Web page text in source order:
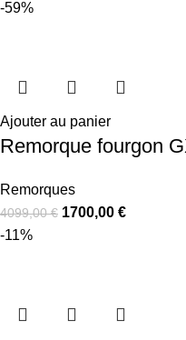
-59%
Ajouter au panier
Remorque fourgon
Remorques
4099,00€ 1700,00 €
-11%